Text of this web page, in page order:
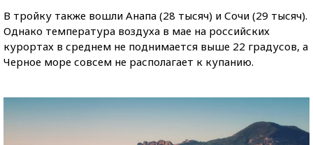
В тройку также вошли Анапа (28 тысяч) и Сочи (29 тысяч).
Однако температура воздуха в мае на российских
курортах в среднем не поднимается выше 22 градусов, а
Черное море совсем не располагает к купанию.